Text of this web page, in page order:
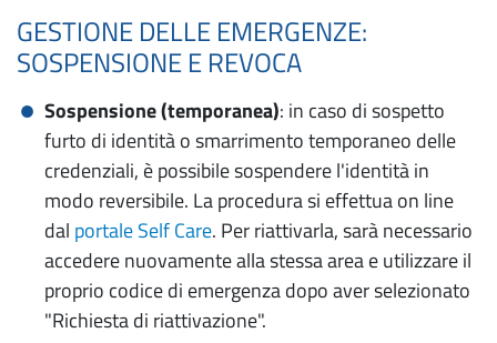
GESTIONE DELLE EMERGENZE:
SOSPENSIONE E REVOCA
Sospensione (temporanea): in caso di sospetto
furto di identità o smarrimento temporaneo delle
credenziali, è possibile sospendere l'identità in
modo reversibile. La procedura si effettua on line
dal portale Self Care. Per riattivarla, sarà necessario
accedere nuovamente alla stessa area e utilizzare il
proprio codice di emergenza dopo aver selezionato
"Richiesta di riattivazione".